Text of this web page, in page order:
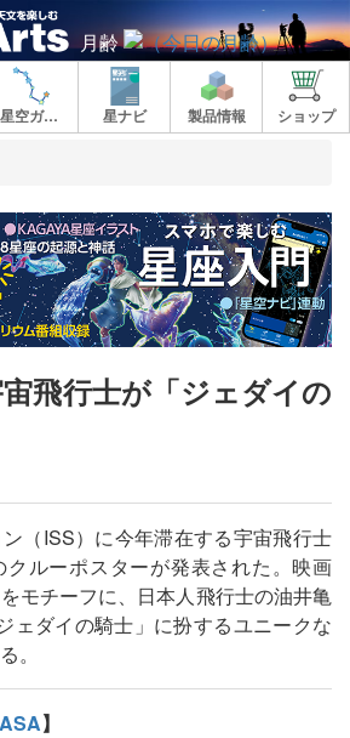
月齢
星空ガイド 星ナビ 製品情報 ショップ
飛行士が「ジェダイの
（ISS）に今年滞在する宇宙飛行士
ルーポスターが発表された。映画
モチーフに、日本人飛行士の油井亀
ェダイの騎士」に扮するユニークな
。
】